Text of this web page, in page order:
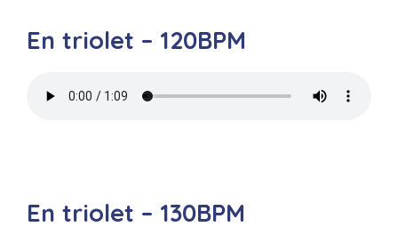
En triolet – 120BPM
En triolet – 130BPM